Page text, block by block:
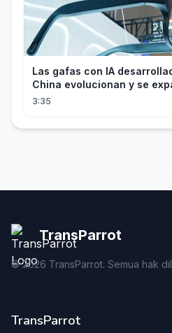
Las gafas con IA
China evolucionan y se
los mercados
3:35
TransParrot
©2026 TransParrot. Semua hak
TransParrot